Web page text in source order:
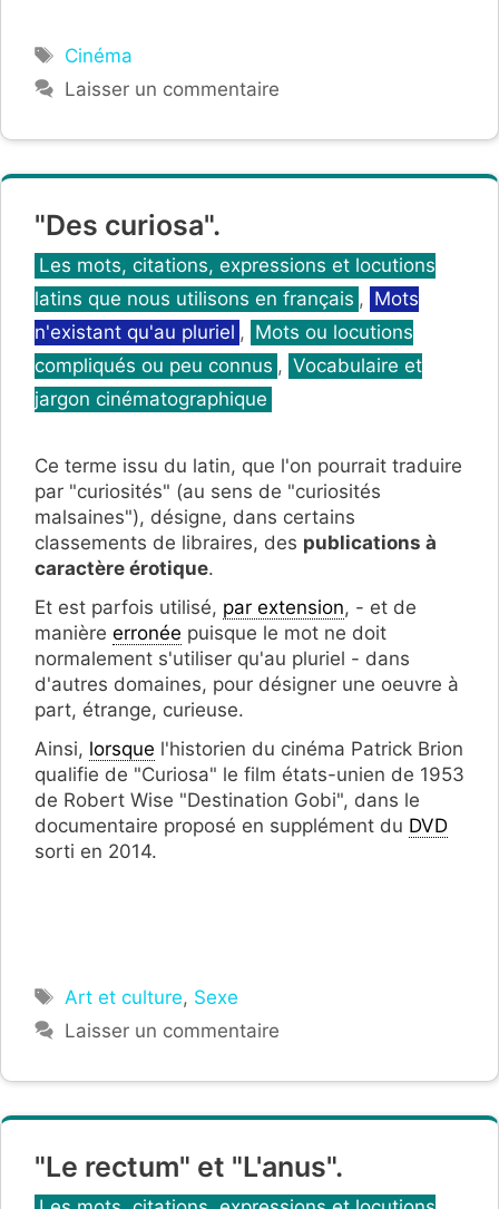
Étiquettes
Cinéma
Laisser un commentaire
"Des curiosa".
Catégories
Les mots, citations, expressions et locutions
latins que nous utilisons en français , Mots
n'existant qu'au pluriel , Mots ou locutions
compliqués ou peu connus , Vocabulaire et
jargon cinématographique
Ce terme issu du latin, que l'on pourrait traduire
par "curiosités" (au sens de "curiosités
malsaines"), désigne, dans certains
classements de libraires, des publications à
caractère érotique.
Et est parfois utilisé, par extension, - et de
manière erronée puisque le mot ne doit
normalement s'utiliser qu'au pluriel - dans
d'autres domaines, pour désigner une oeuvre à
part, étrange, curieuse.
Ainsi, lorsque l'historien du cinéma Patrick Brion
qualifie de "Curiosa" le film états-unien de 1953
de Robert Wise "Destination Gobi", dans le
documentaire proposé en supplément du DVD
sorti en 2014.
Étiquettes
Art et culture, Sexe
Laisser un commentaire
"Le rectum" et "L'anus".